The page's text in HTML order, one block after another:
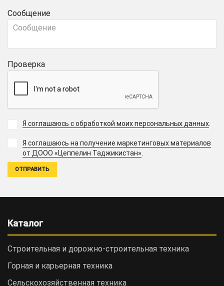
Сообщение
Проверка
Я соглашаюсь с обработкой моих персональных данных
Я соглашаюсь на получение маркетинговых материалов
от ДООО «Цеппелин Таджикистан».
Каталог
Строительная и дорожно-cтроительная техника
Горная и карьерная техника
Сельскохозяйственная техника